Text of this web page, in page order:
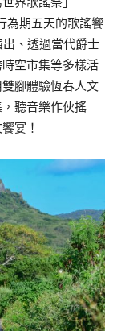
為期五天的歌謠饗
、透過當代爵士
空市集等多樣活
腳體驗恆春人文
聽音樂作伙搖
宴！